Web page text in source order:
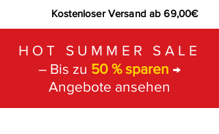
Kostenloser Versand ab 69,00€
HOT SUMMER SALE
– Bis zu 50 % sparen →
Angebote ansehen